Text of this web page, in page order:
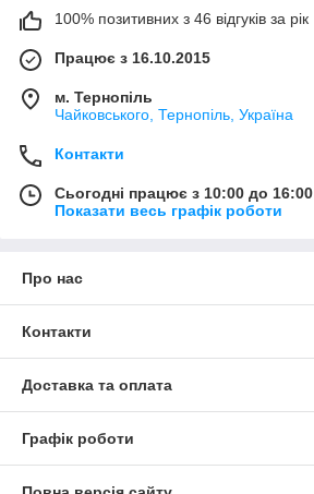
100% позитивних з 46 відгуків за рік
Працює з 16.10.2015
м. Тернопіль
Чайковського, Тернопіль, Україна
Контакти
Сьогодні працює з 10:00 до 16:00
Показати весь графік роботи
Про нас
Контакти
Доставка та оплата
Графік роботи